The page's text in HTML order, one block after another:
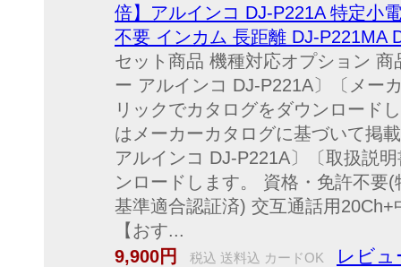
倍】アルインコ DJ-P221A 特定小
不要 インカム 長距離 DJ-P221MA
セット商品 機種対応オプション
ー アルインコ DJ-P221A〕〔メー
リックでカタログをダウンロード
はメーカーカタログに基づいて掲
アルインコ DJ-P221A〕〔取扱説
ンロードします。 資格・免許不要
基準適合認証済) 交互通話用
【おす...
9,900円
税込 送料込 カードOK レビュ